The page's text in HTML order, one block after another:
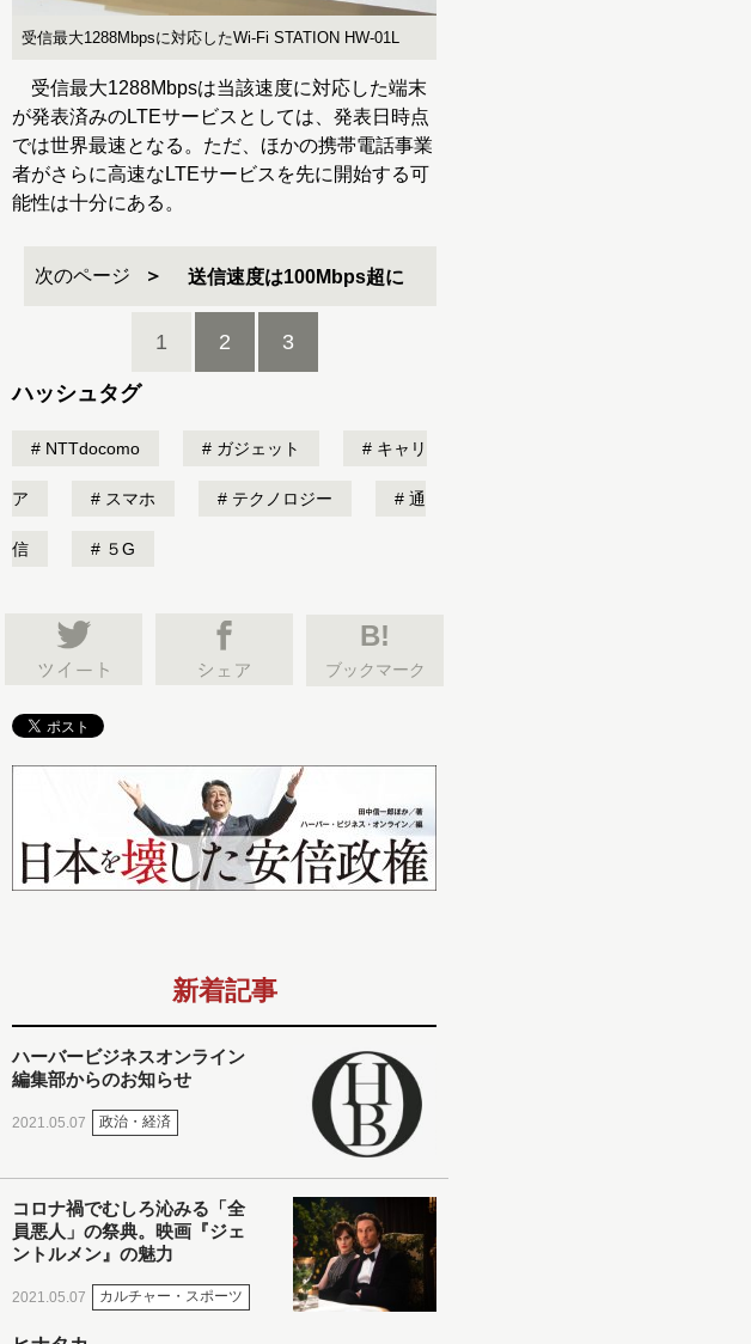
受信最大1288Mbpsに対応したWi-Fi STATION HW-01L
受信最大1288Mbpsは当該速度に対応した端末
が発表済みのLTEサービスとしては、発表日時点
では世界最速となる。ただ、ほかの携帯電話事業
者がさらに高速なLTEサービスを先に開始する可
能性は十分にある。
次のページ 送信速度は100Mbps超に
1 2 3
ハッシュタグ
NTTdocomo ガジェット キャリ
ア スマホ テクノロジー 通
信 ５G
B!
ブックマーク
新着記事
ハーバービジネスオンライン
編集部からのお知らせ
2021.05.07 政治・経済
コロナ禍でむしろ沁みる「全
員悪人」の祭典。映画『ジェ
ントルメン』の魅力
2021.05.07 カルチャー・スポーツ